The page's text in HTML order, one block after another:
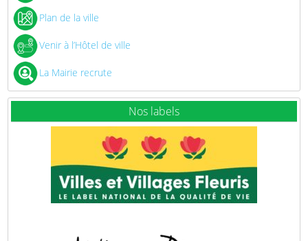
Plan de la ville
Venir à l’Hôtel de ville
La Mairie recrute
Nos labels